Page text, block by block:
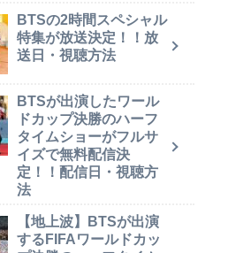
BTSの2時間スペシャル
特集が放送決定！！放
送日・視聴方法
BTSが出演したワール
ドカップ決勝のハーフ
タイムショーがフルサ
イズで無料配信決
定！！配信日・視聴方
法
【地上波】BTSが出演
するFIFAワールドカッ